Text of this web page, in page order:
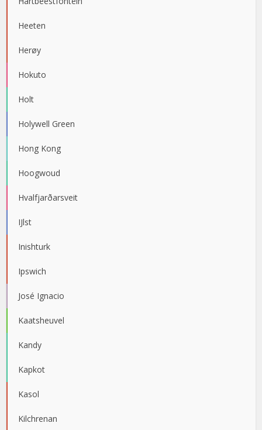
Heeten
Herøy
Hokuto
Holt
Holywell Green
Hong Kong
Hoogwoud
Hvalfjarðarsveit
IJlst
Inishturk
Ipswich
José Ignacio
Kaatsheuvel
Kandy
Kapkot
Kasol
Kilchrenan